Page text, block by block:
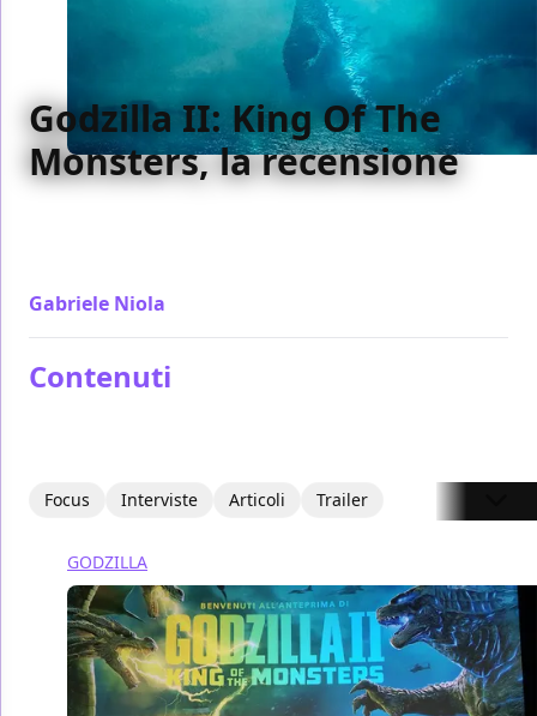
Godzilla II: King Of The
Monsters, la recensione
Gabriele Niola
Contenuti
Focus Interviste Articoli Trailer
GODZILLA